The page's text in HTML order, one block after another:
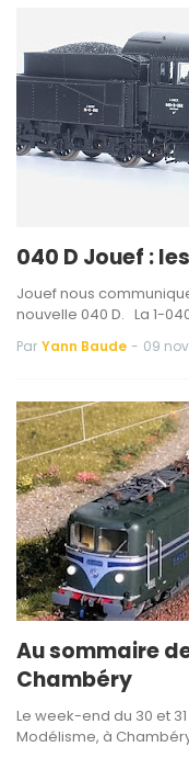
040 D Jouef :
Jouef nous
nouvelle 040 D. La 1-
Par Yann Baude - 09
Au sommaire
Chambéry
Le week-end du 30 et
Modélisme, à